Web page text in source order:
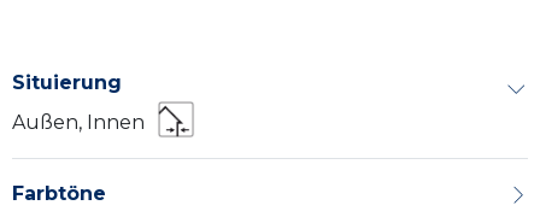
Situierung
Außen, Innen
Farbtöne